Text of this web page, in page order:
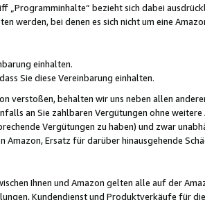
„Programminhalte“ bezieht sich dabei
werden, bei denen es sich nicht um eine
einhalten.
Sie diese Vereinbarung einhalten.
verstoßen, behalten wir uns neben allen
an Sie zahlbaren Vergütungen ohne
Vergütungen zu haben) und zwar
Ersatz für darüber hinausgehende
Ihnen und Amazon gelten alle auf der
Kundendienst und Produktverkäufe für